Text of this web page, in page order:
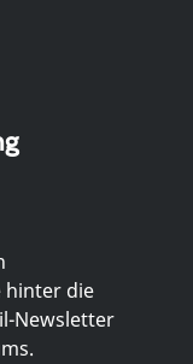
hinter die
Newsletter